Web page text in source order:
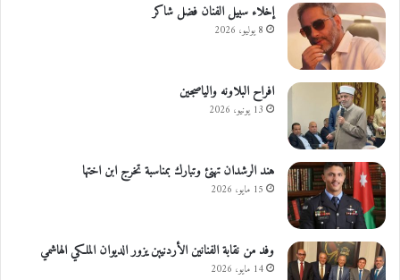
إخلاء سبيل الفنان فضل شاكر
8 يوليو، 2026
افراح البلاونه والياصجين
13 يونيو، 2026
هند الرشدان تهنئ وتبارك بمناسبة تخرج ابن اختها
15 مايو، 2026
وفد من نقابة الفنانين الأردنيين يزور الديوان الملكي الهاشمي
14 مايو، 2026